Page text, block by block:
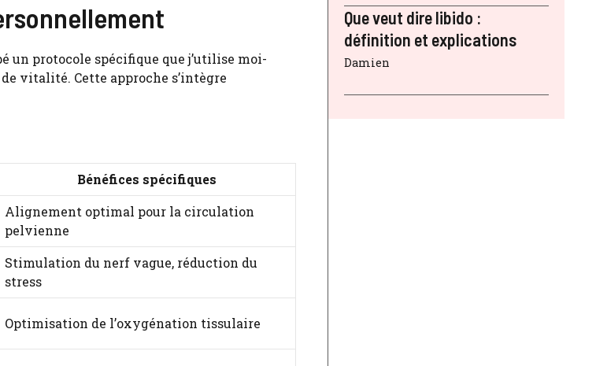
un protocole spécifique que j’utilise moi-
vitalité. Cette approche s’intègre
Bénéfices spécifiques
Alignement optimal pour la circulation
pelvienne
Stimulation du nerf vague, réduction du
stress
Optimisation de l’oxygénation tissulaire
Que veut dire libido :
définition et explications
Damien